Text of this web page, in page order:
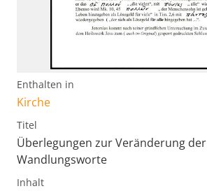
Enthalten in
Kirche
Titel
Überlegungen zur Veränderung der
Wandlungsworte
Inhalt